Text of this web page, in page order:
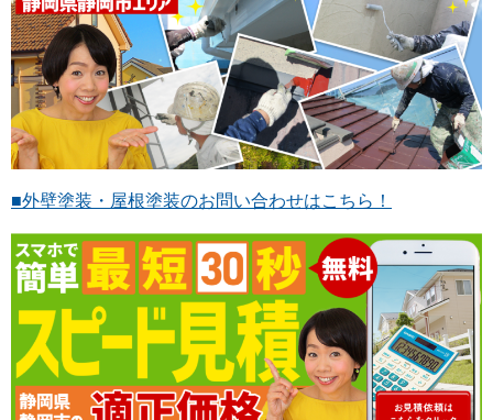
■外壁塗装・屋根塗装のお問い合わせはこちら！